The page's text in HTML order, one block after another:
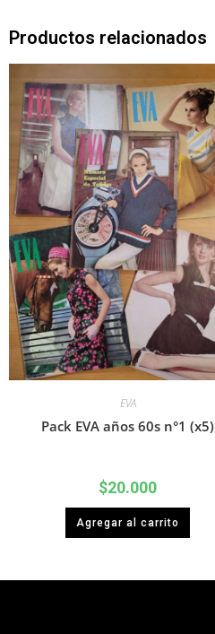
Productos relacionados
EVA
Pack EVA años 60s n°1 (x5)
$20.000
Agregar al carrito